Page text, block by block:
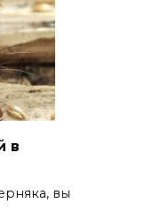
в
вы